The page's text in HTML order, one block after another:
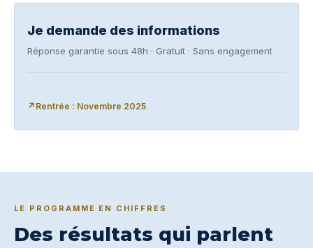
Je demande des informations
Réponse garantie sous 48h · Gratuit · Sans engagement
Rentrée : Novembre 2025
LE PROGRAMME EN CHIFFRES
Des résultats qui parlent